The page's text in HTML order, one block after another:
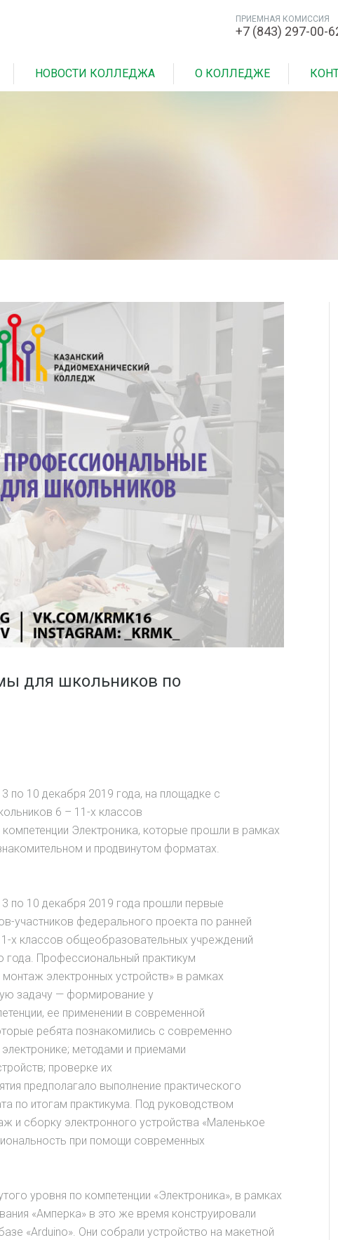
ПРИЕМНАЯ КОМИССИЯ
+7 (843) 297-00-
НОВОСТИ КОЛЛЕДЖА О КОЛЛЕДЖЕ
для школьников по
по 10 декабря 2019 года, на площадке с
6 – 11-х классов
Электроника, которые прошли в рамках
и продвинутом форматах.
по 10 декабря 2019 года прошли первые
участников федерального проекта по ранней
х классов общеобразовательных учреждений
года. Профессиональный практикум
электронных устройств» в рамках
задачу — формирование у
ее применении в современной
ребята познакомились с современно
методами и приемами
проверке их
предполагало выполнение практического
по итогам практикума. Под руководством
и сборку электронного устройства «Маленькое
при помощи современных
уровня по компетенции «Электроника», в рамках
«Амперка» в это же время конструировали
«Arduino». Они собрали устройство на макетной